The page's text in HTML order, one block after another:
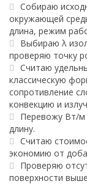
Собираю
окружающей
длина, режим
Выбираю λ
проверяю точку
Считаю
классическую
сопротивление
конвекцию и
Перевожу Вт/м
длину.
Считаю
экономию от
Проверяю
поверхности